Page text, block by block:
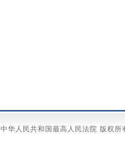
中华人民共和国最高人民法院 版权所